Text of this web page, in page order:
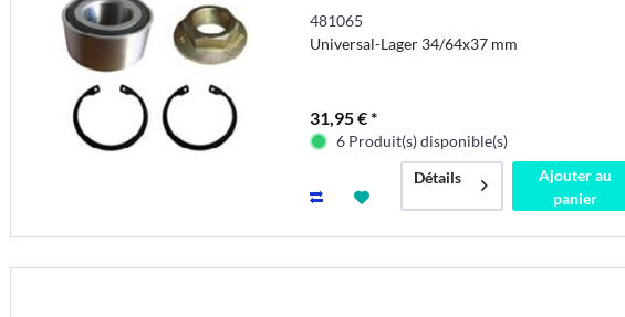
481065
Universal-Lager 34/64x37 mm
31,95 € *
6 Produit(s) disponible(s)
Détails
Ajouter au
panier